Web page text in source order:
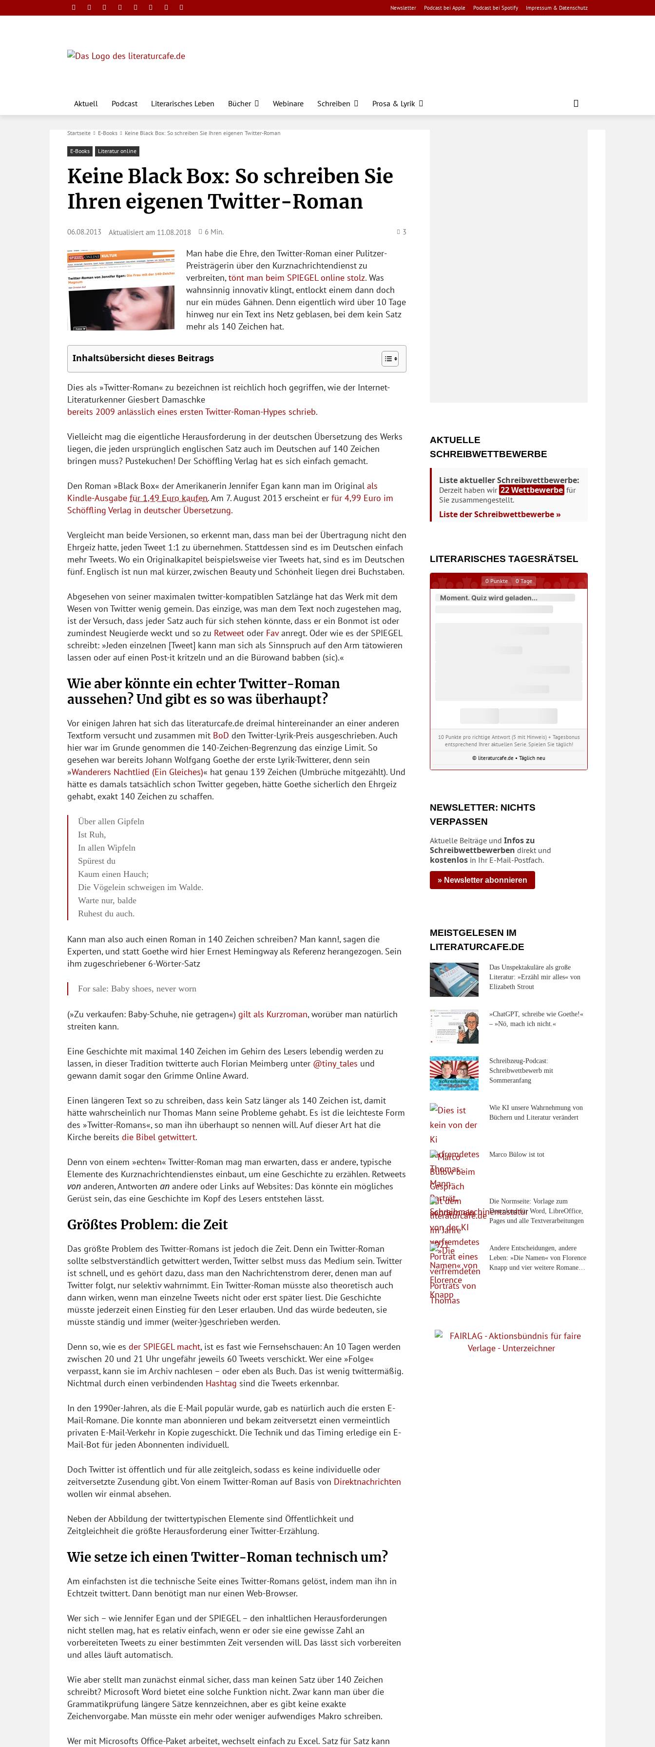
Newsletter Podcast bei Apple Podcast bei Spotify Impressum & Datenschutz
Aktuell Podcast Literarisches Leben Bücher Webinare Schreiben Prosa & Lyrik
Startseite E-Books Keine Black Box: So schreiben Sie Ihren eigenen Twitter-Roman
E-Books Literatur online
Keine Black Box: So schreiben Sie
Ihren eigenen Twitter-Roman
06.08.2013 Aktualisiert am 11.08.2018 6 Min. 3
Man habe die Ehre, den Twitter-Roman einer Pulitzer-
Preisträgerin über den Kurznachrichtendienst zu
verbreiten,tönt man beim SPIEGEL online stolz. Was
wahnsinnig innovativ klingt, entlockt einem dann doch
nur ein müdes Gähnen. Denn eigentlich wird über 10 Tage
hinweg nur ein Text ins Netz geblasen, bei dem kein Satz
mehr als 140 Zeichen hat.
Inhaltsübersicht dieses Beitrags
Dies als »Twitter-Roman« zu bezeichnen ist reichlich hoch gegriffen, wie der Internet-
Literaturkenner Giesbert Damaschke
bereits 2009 anlässlich eines ersten Twitter-Roman-Hypes schrieb.
Vielleicht mag die eigentliche Herausforderung in der deutschen Übersetzung des Werks
liegen, die jeden ursprünglich englischen Satz auch im Deutschen auf 140 Zeichen
bringen muss? Pustekuchen! Der Schöffling Verlag hat es sich einfach gemacht.
Den Roman »Black Box« der Amerikanerin Jennifer Egan kann man im Original als
Kindle-Ausgabe für 1,49 Euro kaufen. Am 7. August 2013 erscheint er für 4,99 Euro im
Schöffling Verlag in deutscher Übersetzung.
Vergleicht man beide Versionen, so erkennt man, dass man bei der Übertragung nicht den
Ehrgeiz hatte, jeden Tweet 1:1 zu übernehmen. Stattdessen sind es im Deutschen einfach
mehr Tweets. Wo ein Originalkapitel beispielsweise vier Tweets hat, sind es im Deutschen
fünf. Englisch ist nun mal kürzer, zwischen Beauty und Schönheit liegen drei Buchstaben.
Abgesehen von seiner maximalen twitter-kompatiblen Satzlänge hat das Werk mit dem
Wesen von Twitter wenig gemein. Das einzige, was man dem Text noch zugestehen mag,
ist der Versuch, dass jeder Satz auch für sich stehen könnte, dass er ein Bonmot ist oder
zumindest Neugierde weckt und so zu Retweet oder Favanregt. Oder wie es der SPIEGEL
schreibt: »Jeden einzelnen [Tweet] kann man sich als Sinnspruch auf den Arm tätowieren
lassen oder auf einen Post-it kritzeln und an die Bürowand babben (sic).«
Wie aber könnte ein echter Twitter-Roman
aussehen? Und gibt es so was überhaupt?
Vor einigen Jahren hat sich das literaturcafe.de dreimal hintereinander an einer anderen
Textform versucht und zusammen mit BoD den Twitter-Lyrik-Preis ausgeschrieben. Auch
hier war im Grunde genommen die 140-Zeichen-Begrenzung das einzige Limit. So
gesehen war bereits Johann Wolfgang Goethe der erste Lyrik-Twitterer, denn sein
»Wanderers Nachtlied (Ein Gleiches)« hat genau 139 Zeichen (Umbrüche mitgezählt). Und
hätte es damals tatsächlich schon Twitter gegeben, hätte Goethe sicherlich den Ehrgeiz
gehabt, exakt 140 Zeichen zu schaffen.
Über allen Gipfeln
Ist Ruh,
In allen Wipfeln
Spürest du
Kaum einen Hauch;
Die Vögelein schweigen im Walde.
Warte nur, balde
Ruhest du auch.
Kann man also auch einen Roman in 140 Zeichen schreiben? Man kann!, sagen die
Experten, und statt Goethe wird hier Ernest Hemingway als Referenz herangezogen. Sein
ihm zugeschriebener 6-Wörter-Satz
For sale: Baby shoes, never worn
(»Zu verkaufen: Baby-Schuhe, nie getragen«) gilt als Kurzroman, worüber man natürlich
streiten kann.
Eine Geschichte mit maximal 140 Zeichen im Gehirn des Lesers lebendig werden zu
lassen, in dieser Tradition twitterte auch Florian Meimberg unter @tiny_tales und
gewann damit sogar den Grimme Online Award.
Einen längeren Text so zu schreiben, dass kein Satz länger als 140 Zeichen ist, damit
hätte wahrscheinlich nur Thomas Mann seine Probleme gehabt. Es ist die leichteste Form
des »Twitter-Romans«, so man ihn überhaupt so nennen will. Auf dieser Art hat die
Kirche bereits die Bibel getwittert.
Denn von einem »echten« Twitter-Roman mag man erwarten, dass er andere, typische
Elemente des Kurznachrichtendienstes einbaut, um eine Geschichte zu erzählen. Retweets
von anderen, Antworten an andere oder Links auf Websites: Das könnte ein mögliches
Gerüst sein, das eine Geschichte im Kopf des Lesers entstehen lässt.
Größtes Problem: die Zeit
Das größte Problem des Twitter-Romans ist jedoch die Zeit. Denn ein Twitter-Roman
sollte selbstverständlich getwittert werden, Twitter selbst muss das Medium sein. Twitter
ist schnell, und es gehört dazu, dass man den Nachrichtenstrom derer, denen man auf
Twitter folgt, nur selektiv wahrnimmt. Ein Twitter-Roman müsste also theoretisch auch
dann wirken, wenn man einzelne Tweets nicht oder erst später liest. Die Geschichte
müsste jederzeit einen Einstieg für den Leser erlauben. Und das würde bedeuten, sie
müsste ständig und immer (weiter-)geschrieben werden.
Denn so, wie es der SPIEGEL macht, ist es fast wie Fernsehschauen: An 10 Tagen werden
zwischen 20 und 21 Uhr ungefähr jeweils 60 Tweets verschickt. Wer eine »Folge«
verpasst, kann sie im Archiv nachlesen – oder eben als Buch. Das ist wenig twittermäßig.
Nichtmal durch einen verbindenden Hashtag sind die Tweets erkennbar.
In den 1990er-Jahren, als die E-Mail populär wurde, gab es natürlich auch die ersten E-
Mail-Romane. Die konnte man abonnieren und bekam zeitversetzt einen vermeintlich
privaten E-Mail-Verkehr in Kopie zugeschickt. Die Technik und das Timing erledige ein E-
Mail-Bot für jeden Abonnenten individuell.
Doch Twitter ist öffentlich und für alle zeitgleich, sodass es keine individuelle oder
zeitversetzte Zusendung gibt. Von einem Twitter-Roman auf Basis von Direktnachrichten
wollen wir einmal absehen.
Neben der Abbildung der twittertypischen Elemente sind Öffentlichkeit und
Zeitgleichheit die größte Herausforderung einer Twitter-Erzählung.
Wie setze ich einen Twitter-Roman technisch um?
Am einfachsten ist die technische Seite eines Twitter-Romans gelöst, indem man ihn in
Echtzeit twittert. Dann benötigt man nur einen Web-Browser.
Wer sich – wie Jennifer Egan und der SPIEGEL – den inhaltlichen Herausforderungen
nicht stellen mag, hat es relativ einfach, wenn er oder sie eine gewisse Zahl an
vorbereiteten Tweets zu einer bestimmten Zeit versenden will. Das lässt sich vorbereiten
und alles läuft automatisch.
Wie aber stellt man zunächst einmal sicher, dass man keinen Satz über 140 Zeichen
schreibt? Microsoft Word bietet eine solche Funktion nicht. Zwar kann man über die
Grammatikprüfung längere Sätze kennzeichnen, aber es gibt keine exakte
Zeichenvorgabe. Man müsste ein mehr oder weniger aufwendiges Makro schreiben.
Wer mit Microsofts Office-Paket arbeitet, wechselt einfach zu Excel. Satz für Satz kann
AKTUELLE
SCHREIBWETTBEWERBE
Liste aktueller Schreibwettbewerbe:
Derzeit haben wir 22 Wettbewerbe für
Sie zusammengestellt.
Liste der Schreibwettbewerbe »
LITERARISCHES TAGESRÄTSEL
0 Punkte 0 Tage
Moment. Quiz wird geladen...
10 Punkte pro richtige Antwort (5 mit Hinweis) + Tagesbonus
entsprechend Ihrer aktuellen Serie. Spielen Sie täglich!
© literaturcafe.de • Täglich neu
NEWSLETTER: NICHTS
VERPASSEN
Aktuelle Beiträge und Infos zu
Schreibwettbewerben direkt und
kostenlos in Ihr E-Mail-Postfach.
» Newsletter abonnieren
MEISTGELESEN IM
LITERATURCAFE.DE
Das Unspektakuläre als große
Literatur: »Erzähl mir alles« von
Elizabeth Strout
»ChatGPT, schreibe wie Goethe!«
– »Nö, mach ich nicht.«
Schreibzeug-Podcast:
Schreibwettbewerb mit
Sommeranfang
Wie KI unsere Wahrnehmung von
Büchern und Literatur verändert
Marco Bülow ist tot
Die Normseite: Vorlage zum
Download für Word, LibreOffice,
Pages und alle Textverarbeitungen
Andere Entscheidungen, andere
Leben: »Die Namen« von Florence
Knapp und vier weitere Romane…